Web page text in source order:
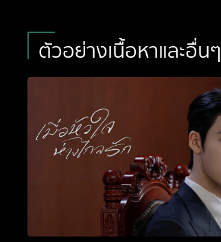
ตัวอย่างเนื้อหาและอื่นๆ